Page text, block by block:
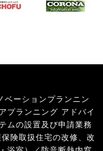
ベーションプランニン
プランニング アドバイ
ムの設置及び申請業務
険取扱住宅の改修、改